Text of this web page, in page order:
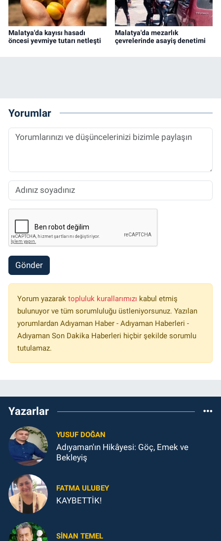
Malatya'da kayısı hasadı
öncesi yevmiye tutarı netleşti
Malatya'da mezarlık
çevrelerinde asayiş denetimi
Yorumlar
Gönder
Yorum yazarak topluluk kurallarımızı kabul etmiş
bulunuyor ve tüm sorumluluğu üstleniyorsunuz. Yazılan
yorumlardan Adıyaman Haber - Adıyaman Haberleri -
Adıyaman Son Dakika Haberleri hiçbir şekilde sorumlu
tutulamaz.
Yazarlar
YUSUF DOĞAN
Adıyaman'ın Hikâyesi: Göç, Emek ve
Bekleyiş
FATMA ULUBEY
KAYBETTİK!
SINAN TEMEL